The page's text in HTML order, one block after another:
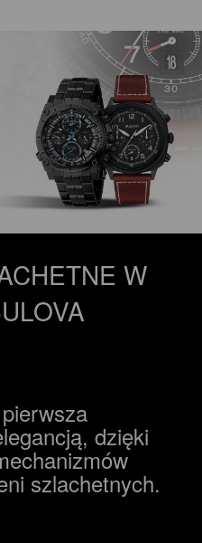
W
dzięki
szlachetnych.